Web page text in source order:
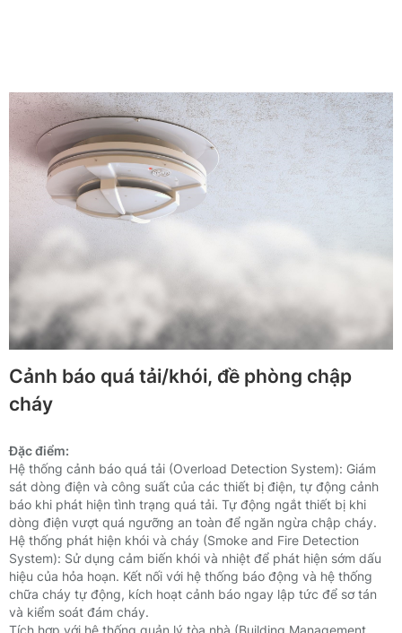
Cảnh báo quá tải/khói, đề phòng chập
cháy
Đặc điểm:
Hệ thống cảnh báo quá tải (Overload Detection System): Giám
sát dòng điện và công suất của các thiết bị điện, tự động cảnh
báo khi phát hiện tình trạng quá tải. Tự động ngắt thiết bị khi
dòng điện vượt quá ngưỡng an toàn để ngăn ngừa chập cháy.
Hệ thống phát hiện khói và cháy (Smoke and Fire Detection
System): Sử dụng cảm biến khói và nhiệt để phát hiện sớm dấu
hiệu của hỏa hoạn. Kết nối với hệ thống báo động và hệ thống
chữa cháy tự động, kích hoạt cảnh báo ngay lập tức để sơ tán
và kiểm soát đám cháy.